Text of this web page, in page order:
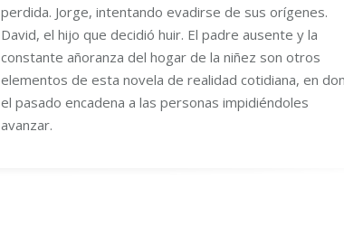
perdida. Jorge, intentando evadirse de sus orígenes.
David, el hijo que decidió huir. El padre ausente y la
constante añoranza del hogar de la niñez son otros
elementos de esta novela de realidad cotidiana, en
el pasado encadena a las personas impidiéndoles
avanzar.